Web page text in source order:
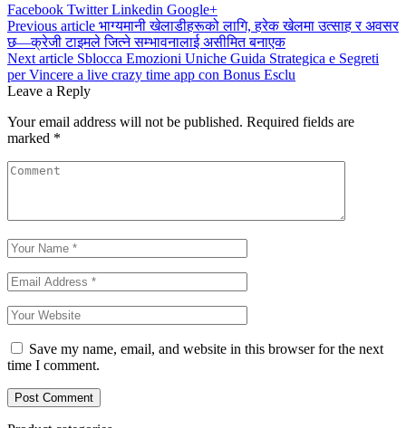
Facebook Twitter Linkedin Google+
Post
navigation
Previous article भाग्यमानी खेलाडीहरूको लागि, हरेक खेलमा उत्साह र अवसर
छ—क्रेजी टाइमले जित्ने सम्भावनालाई असीमित बनाएक
Next article Sblocca Emozioni Uniche Guida Strategica e Segreti
per Vincere a live crazy time app con Bonus Esclu
Leave a Reply
Your email address will not be published. Required fields are
marked *
Save my name, email, and website in this browser for the next
time I comment.